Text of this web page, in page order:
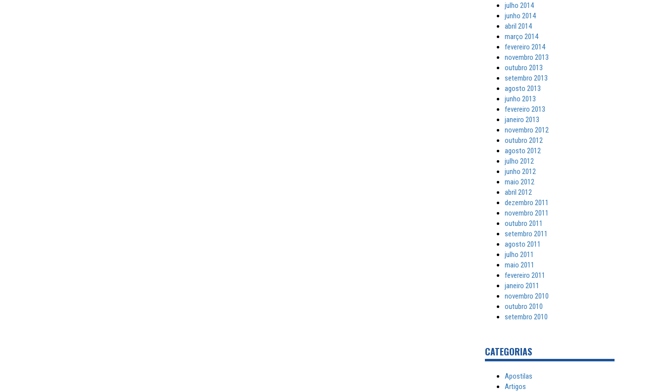
julho 2014
junho 2014
abril 2014
março 2014
fevereiro 2014
novembro 2013
outubro 2013
setembro 2013
agosto 2013
junho 2013
fevereiro 2013
janeiro 2013
novembro 2012
outubro 2012
agosto 2012
julho 2012
junho 2012
maio 2012
abril 2012
dezembro 2011
novembro 2011
outubro 2011
setembro 2011
agosto 2011
julho 2011
maio 2011
fevereiro 2011
janeiro 2011
novembro 2010
outubro 2010
setembro 2010
CATEGORIAS
Apostilas
Artigos